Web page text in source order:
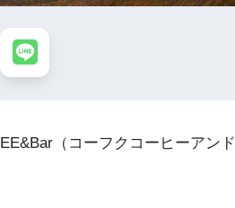
（コーフクコーヒーアンド